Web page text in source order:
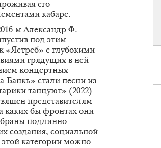
его
кабаре.
м Александр Ф.
под этим
с глубокими
грядущих в ней
концертных
Банкъ» стали песни из
танцуют» (2022)
представителям
каких бы фронтах они
подлинно
создания, социальной
этой категории можно